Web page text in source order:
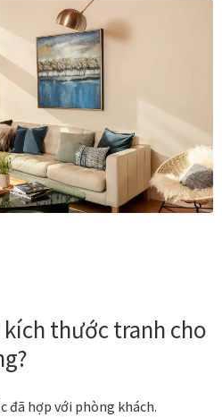
từ góc nhìn Home Stylist
thước tranh cho
đã hợp với phòng khách.